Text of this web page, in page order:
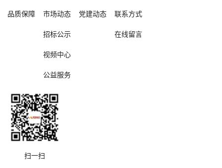
品质保障 市场动态
招标公示
视频中心
公益服务
党建动态 联系方式
在线留言
扫一扫